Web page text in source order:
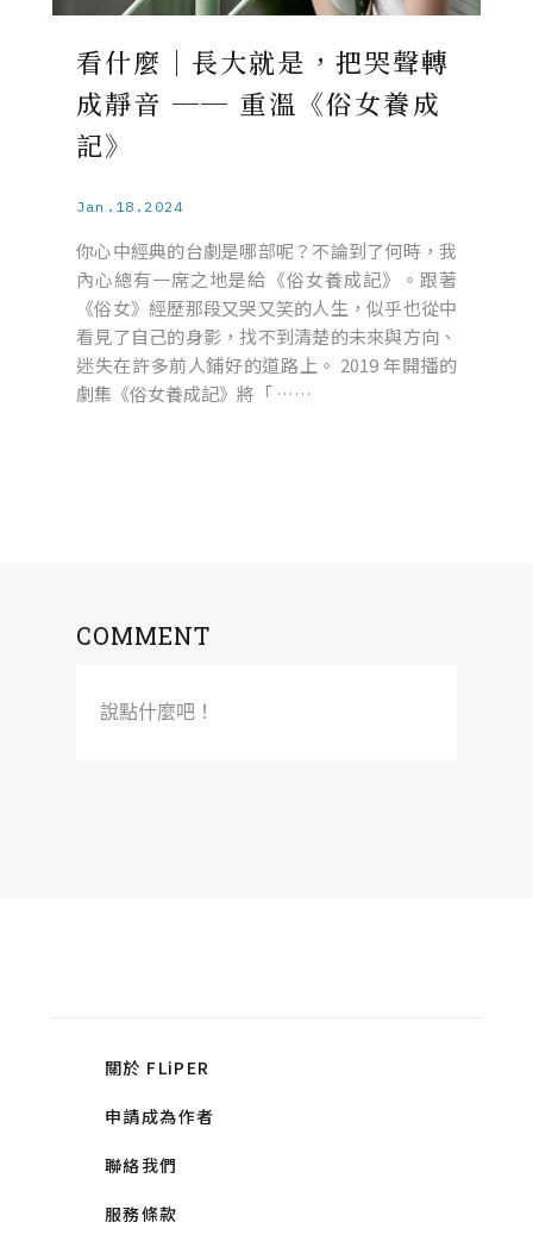
看什麼｜長大就是，把哭聲轉
成靜音 ── 重溫《俗女養成
記》
Jan.18.2024
你心中經典的台劇是哪部呢？不論到了何時，我
內心總有一席之地是給《俗女養成記》。跟著
《俗女》經歷那段又哭又笑的人生，似乎也從中
看見了自己的身影，找不到清楚的未來與方向、
迷失在許多前人鋪好的道路上。 2019 年開播的
劇集《俗女養成記》將「 ……
COMMENT
說點什麼吧！
關於 FLiPER
申請成為作者
聯絡我們
服務條款